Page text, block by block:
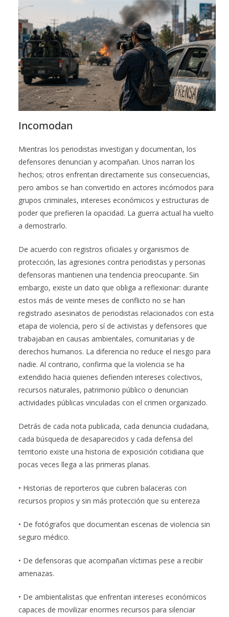
Incomodan
Mientras los periodistas investigan y documentan, los
defensores denuncian y acompañan. Unos narran los
hechos; otros enfrentan directamente sus consecuencias,
pero ambos se han convertido en actores incómodos para
grupos criminales, intereses económicos y estructuras de
poder que prefieren la opacidad. La guerra actual ha vuelto
a demostrarlo.
De acuerdo con registros oficiales y organismos de
protección, las agresiones contra periodistas y personas
defensoras mantienen una tendencia preocupante. Sin
embargo, existe un dato que obliga a reflexionar: durante
estos más de veinte meses de conflicto no se han
registrado asesinatos de periodistas relacionados con esta
etapa de violencia, pero sí de activistas y defensores que
trabajaban en causas ambientales, comunitarias y de
derechos humanos. La diferencia no reduce el riesgo para
nadie. Al contrario, confirma que la violencia se ha
extendido hacia quienes defienden intereses colectivos,
recursos naturales, patrimonio público o denuncian
actividades públicas vinculadas con el crimen organizado.
Detrás de cada nota publicada, cada denuncia ciudadana,
cada búsqueda de desaparecidos y cada defensa del
territorio existe una historia de exposición cotidiana que
pocas veces llega a las primeras planas.
• Historias de reporteros que cubren balaceras con
recursos propios y sin más protección que su entereza
• De fotógrafos que documentan escenas de violencia sin
seguro médico.
• De defensoras que acompañan víctimas pese a recibir
amenazas.
• De ambientalistas que enfrentan intereses económicos
capaces de movilizar enormes recursos para silenciar